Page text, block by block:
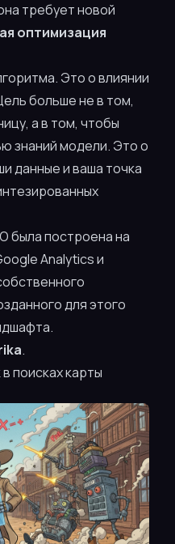
требует новой
оптимизация
Это о влиянии
больше не в том,
а в том, чтобы
знаний модели. Это о
данные и ваша точка
была построена на
Analytics и
для этого
.
поисках карты